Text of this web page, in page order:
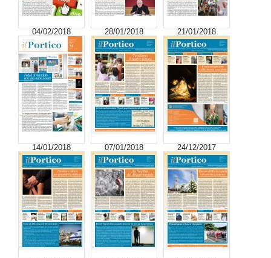
04/02/2018 28/01/2018 21/01/2018
14/01/2018 07/01/2018 24/12/2017